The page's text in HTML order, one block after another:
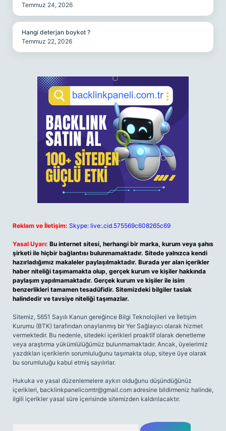
Temmuz 24, 2026
Hangi deterjan boykot ?
Temmuz 22, 2026
Reklam ve İletişim: Skype: live:.cid.575569c608265c69
Yasal Uyarı: Bu internet sitesi, herhangi bir marka, kurum veya şahıs
şirketi ile hiçbir bağlantısı bulunmamaktadır. Sitede yalnızca kendi
hazırladığımız makaleler paylaşılmaktadır. Burada yer alan içerikler
haber niteliği taşımamakta olup, gerçek kurum ve kişiler hakkında
paylaşım yapılmamaktadır. Gerçek kurum ve kişiler ile isim
benzerlikleri tamamen tesadüfidir. Sitemizdeki bilgiler taslak
halindedir ve tavsiye niteliği taşımazlar.
Sitemiz, 5651 Sayılı Kanun gereğince Bilgi Teknolojileri ve İletişim
Kurumu (BTK) tarafından onaylanmış bir Yer Sağlayıcı olarak hizmet
vermektedir. Bu nedenle, sitedeki içerikleri proaktif olarak denetleme
veya araştırma yükümlülüğümüz bulunmamaktadır. Ancak, üyelerimiz
yazdıkları içeriklerin sorumluluğunu taşımakta olup, siteye üye olarak
bu sorumluluğu kabul etmiş sayılırlar.
Hukuka ve yasal düzenlemelere aykırı olduğunu düşündüğünüz
içerikleri, backlinkpanelicomtr@gmail.com adresine bildirmeniz halinde,
ilgili içerikler yasal süre içerisinde sitemizden kaldırılacaktır.